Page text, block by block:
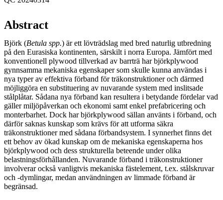
Abstract
Björk (Betula spp.) är ett lövträdslag med bred naturlig utbredning
på den Eurasiska kontinenten, särskilt i norra Europa. Jämfört med
konventionell plywood tillverkad av barrträ har björkplywood
gynnsamma mekaniska egenskaper som skulle kunna användas i
nya typer av effektiva förband för träkonstruktioner och därmed
möjliggöra en substituering av nuvarande system med inslitsade
stålplåtar. Sådana nya förband kan resultera i betydande fördelar vad
gäller miljöpåverkan och ekonomi samt enkel prefabricering och
monterbarhet. Dock har björkplywood sällan använts i förband, och
därför saknas kunskap som krävs för att utforma säkra
träkonstruktioner med sådana förbandsystem. I synnerhet finns det
ett behov av ökad kunskap om de mekaniska egenskaperna hos
björkplywood och dess strukturella beteende under olika
belastningsförhållanden. Nuvarande förband i träkonstruktioner
involverar också vanligtvis mekaniska fästelement, t.ex. stålskruvar
och -dymlingar, medan användningen av limmade förband är
begränsad.